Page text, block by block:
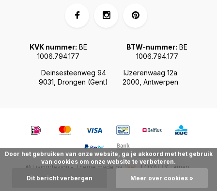
Deinsesteenweg 94
9031, Drongen (Gent)
IJzerenwaag 12a
2000, Antwerpen
KVK nummer: BE
1006.794.177
BTW-nummer: BE
1006.794.177
© Livingdesign - Theme made by Webdinge.nl Sitemap
Door het gebruiken van onze website, ga je akkoord met het gebruik
van cookies om onze website te verbeteren.
Dit bericht verbergen Meer over cookies »
LOYALTY